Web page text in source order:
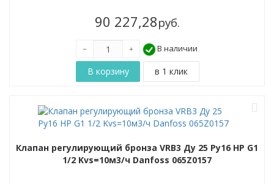
90 227,28руб.
В наличии
Клапан регулирующий бронза VRB3 Ду 25 Ру16 НР G1
1/2 Kvs=10м3/ч Danfoss 065Z0157